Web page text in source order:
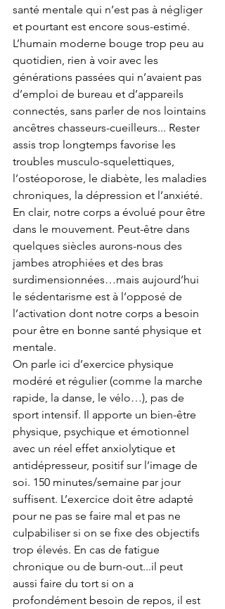
santé mentale qui n’est pas à négliger
et pourtant est encore sous-estimé.
L’humain moderne bouge trop peu au
quotidien, rien à voir avec les
générations passées qui n’avaient pas
d’emploi de bureau et d’appareils
connectés, sans parler de nos lointains
ancêtres chasseurs-cueilleurs... Rester
assis trop longtemps favorise les
troubles musculo-squelettiques,
l’ostéoporose, le diabète, les maladies
chroniques, la dépression et l’anxiété.
En clair, notre corps a évolué pour être
dans le mouvement. Peut-être dans
quelques siècles aurons-nous des
jambes atrophiées et des bras
surdimensionnées…mais aujourd’hui
le sédentarisme est à l’opposé de
l’activation dont notre corps a besoin
pour être en bonne santé physique et
mentale.
On parle ici d’exercice physique
modéré et régulier (comme la marche
rapide, la danse, le vélo…), pas de
sport intensif. Il apporte un bien-être
physique, psychique et émotionnel
avec un réel effet anxiolytique et
antidépresseur, positif sur l’image de
soi. 150 minutes/semaine par jour
suffisent. L’exercice doit être adapté
pour ne pas se faire mal et pas ne
culpabiliser si on se fixe des objectifs
trop élevés. En cas de fatigue
chronique ou de burn-out...il peut
aussi faire du tort si on a
profondément besoin de repos, il est